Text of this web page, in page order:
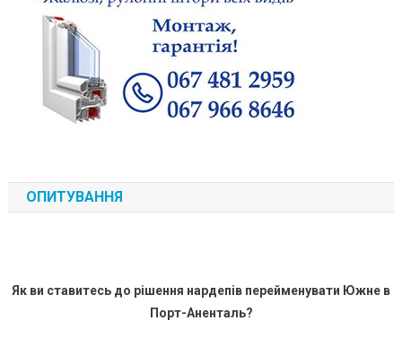
ОПИТУВАННЯ
Як ви ставитесь до рішення нардепів перейменувати Южне в
Порт-Аненталь?